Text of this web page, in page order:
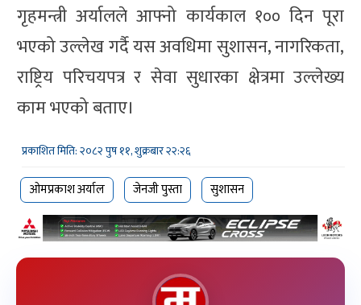
गृहमन्त्री अर्यालले आफ्नो कार्यकाल १०० दिन पूरा
भएको उल्लेख गर्दै यस अवधिमा सुशासन, नागरिकता,
राष्ट्रिय परिचयपत्र र सेवा सुधारका क्षेत्रमा उल्लेख्य
काम भएको बताए।
प्रकाशित मिति: २०८२ पुष ११, शुक्रबार २२:२६
ओमप्रकाश अर्याल जेनजी पुस्ता सुशासन